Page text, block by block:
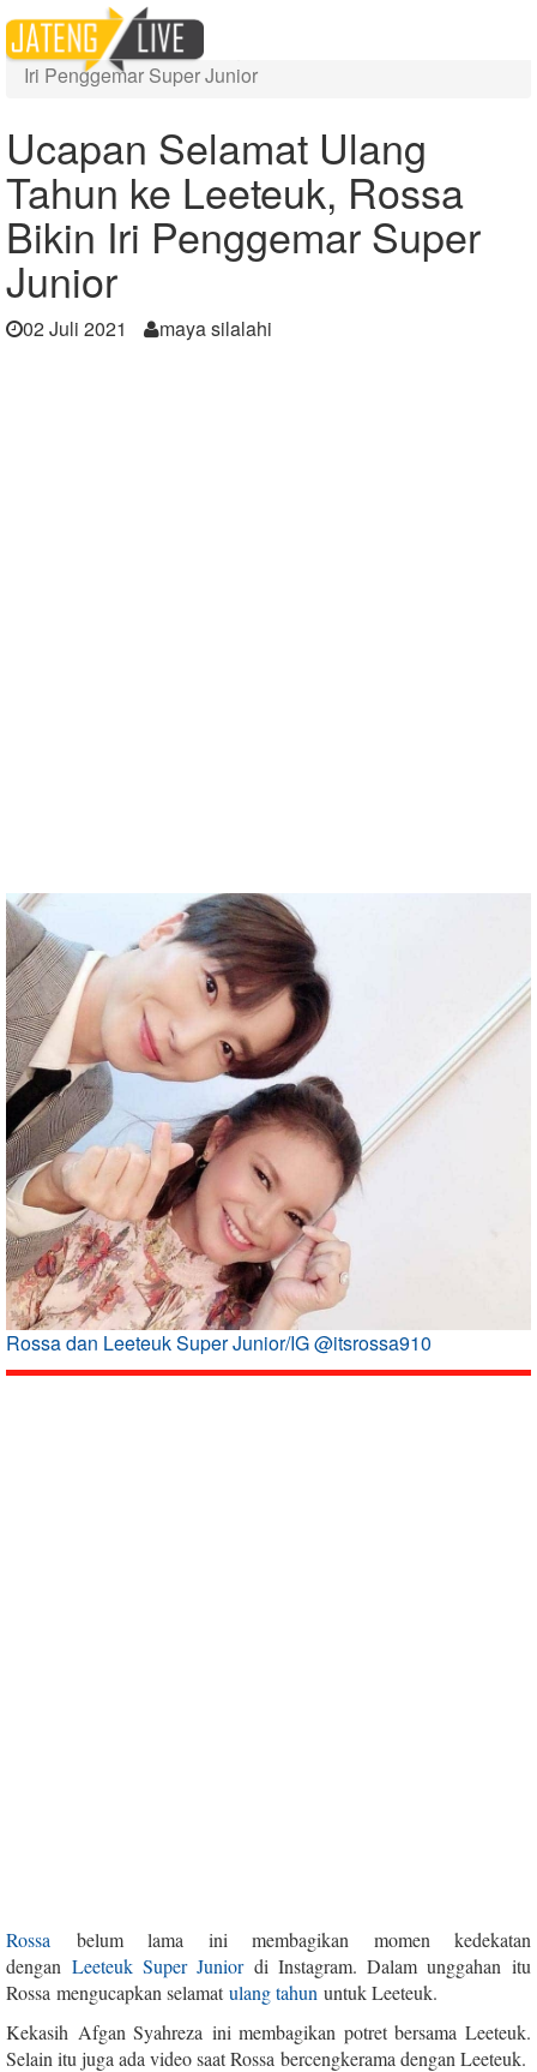
Home
Berita
Ucapan Selamat Ulang Tahun ke Leeteuk, Rossa Bikin
Iri Penggemar Super Junior
Ucapan Selamat Ulang
Tahun ke Leeteuk, Rossa
Bikin Iri Penggemar Super
Junior
02 Juli 2021 maya silalahi
Rossa dan Leeteuk Super Junior/IG @itsrossa910
Rossa belum lama ini membagikan momen kedekatan
dengan Leeteuk Super Juniordi Instagram. Dalam unggahan itu
Rossa mengucapkan selamatulang tahun untuk Leeteuk.
Kekasih Afgan Syahreza ini membagikan potret bersama Leeteuk.
Selain itu juga ada video saat Rossa bercengkerama dengan Leeteuk.